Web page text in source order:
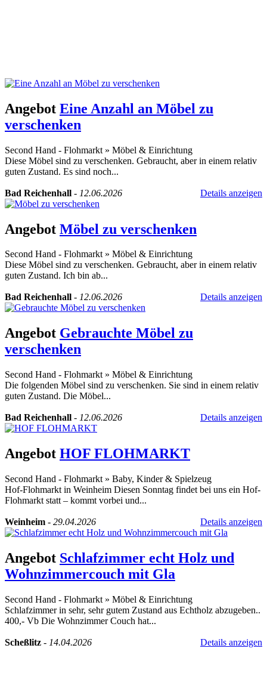
Angebot Eine Anzahl an Möbel zu
verschenken
Second Hand - Flohmarkt » Möbel & Einrichtung
Diese Möbel sind zu verschenken. Gebraucht, aber in einem relativ
guten Zustand. Es sind noch...
Bad Reichenhall - 12.06.2026 Details anzeigen
Angebot Möbel zu verschenken
Second Hand - Flohmarkt » Möbel & Einrichtung
Diese Möbel sind zu verschenken. Gebraucht, aber in einem relativ
guten Zustand. Ich bin ab...
Bad Reichenhall - 12.06.2026 Details anzeigen
Angebot Gebrauchte Möbel zu
verschenken
Second Hand - Flohmarkt » Möbel & Einrichtung
Die folgenden Möbel sind zu verschenken. Sie sind in einem relativ
guten Zustand. Die Möbel...
Bad Reichenhall - 12.06.2026 Details anzeigen
Angebot HOF FLOHMARKT
Second Hand - Flohmarkt » Baby, Kinder & Spielzeug
Hof-Flohmarkt in Weinheim Diesen Sonntag findet bei uns ein Hof-
Flohmarkt statt – kommt vorbei und...
Weinheim - 29.04.2026 Details anzeigen
Angebot Schlafzimmer echt Holz und
Wohnzimmercouch mit Gla
Second Hand - Flohmarkt » Möbel & Einrichtung
Schlafzimmer in sehr, sehr gutem Zustand aus Echtholz abzugeben..
400,- Vb Die Wohnzimmer Couch hat...
Scheßlitz - 14.04.2026 Details anzeigen